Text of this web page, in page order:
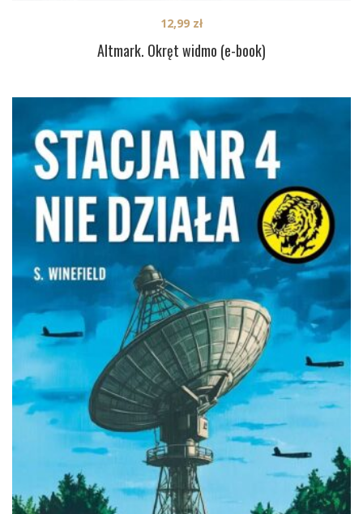
Altmark. Okręt widmo (e-book)
12,99 zł